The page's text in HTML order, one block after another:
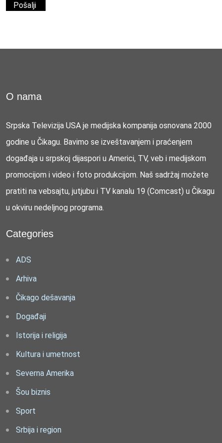
O nama
Srpska Televizija USA je medijska kompanija osnovana 2000
godine u Čikagu. Bavimo se izveštavanjem i praćenjem
događaja u srpskoj dijaspori u Americi, TV, veb i medijskom
promocijom i video i foto produkcijom. Naš sadržaj možete
pratiti na vebsajtu, jutjubu i TV kanalu 19 (Comcast) u Čikagu
u okviru nedeljnog programa.
Categories
ADS
Arhiva
Čikago dešavanja
Događaji
Istorija i religija
Kultura i umetnost
Severna Amerika
Šou biznis
Sport
Srbija i region